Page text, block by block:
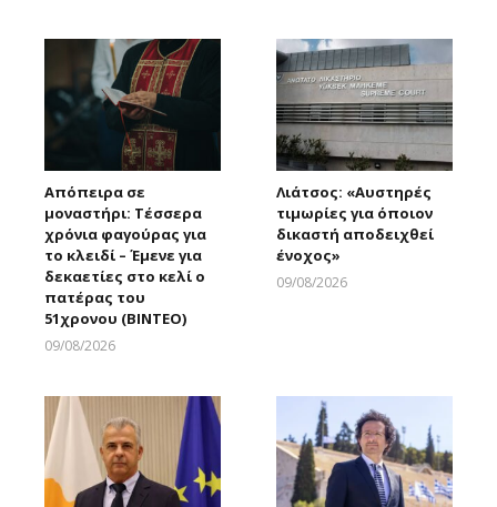
Απόπειρα σε
μοναστήρι: Τέσσερα
χρόνια φαγούρας για
το κλειδί – Έμενε για
δεκαετίες στο κελί ο
πατέρας του
51χρονου (ΒΙΝΤΕΟ)
09/08/2026
Λιάτσος: «Αυστηρές
τιμωρίες για όποιον
δικαστή αποδειχθεί
ένοχος»
09/08/2026